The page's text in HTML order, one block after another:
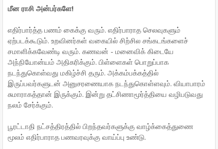
மீன ராசி அன்பர்களே!
எதிர்பார்த்த பணம் கைக்கு வரும். எதிர்பாராத செலவுகளும்
ஏற்படக்கூடும். உறவினர்கள் வகையில் சிற்சில சங்கடங்களைச்
சமாளிக்கவேண்டி வரும். கணவன் - மனைவிக் கிடையே
அந்நியோன்யம் அதிகரிக்கும். பிள்ளைகள் பொறுப்பாக
நடந்துகொள்வது மகிழ்ச்சி தரும். அக்கம்பக்கத்தில்
இருப்பவர்களுடன் அனுசரணையாக நடந்துகொள்ளவும். வியாபாரம்
சுமாராகத்தான் இருக்கும். இன்று தட்சிணாமூர்த்தியை வழிபடுவது
நலம் சேர்க்கும்.
பூரட்டாதி நட்சத்திரத்தில் பிறந்தவர்களுக்கு வாழ்க்கைத்துணை
மூலம் எதிர்பாராத பணவரவுக்கு வாய்ப்பு உண்டு.